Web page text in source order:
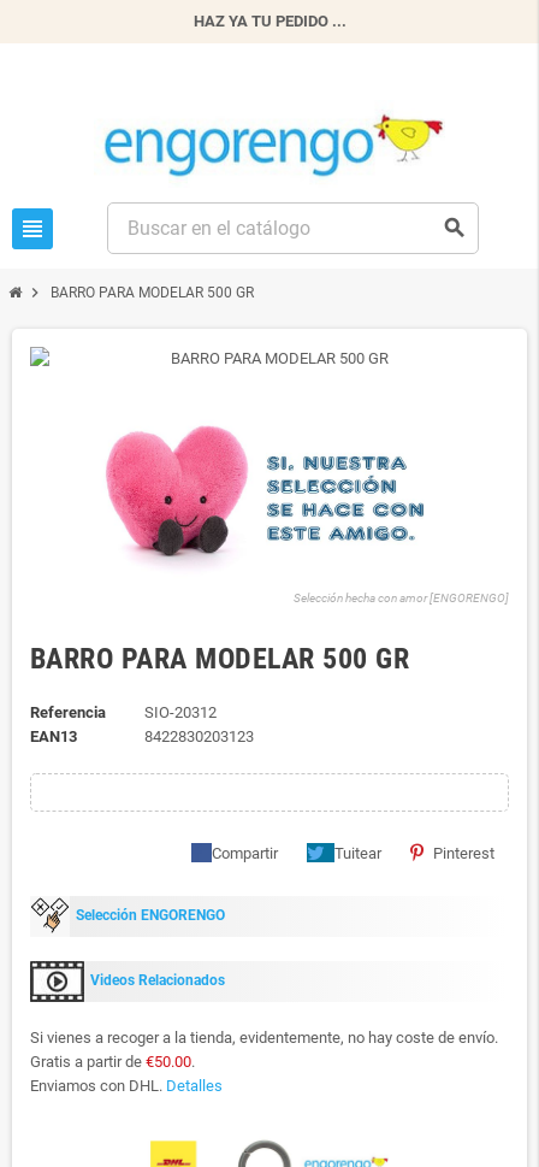
HAZ YA TU PEDIDO ...
view_headline search
chevron_right BARRO PARA MODELAR 500 GR
Selección hecha con amor [ENGORENGO]
BARRO PARA MODELAR 500 GR
Referencia
SIO-20312
EAN13
8422830203123
Compartir Tuitear Pinterest
Selección ENGORENGO
Videos Relacionados
Si vienes a recoger a la tienda, evidentemente, no hay coste de envío.
Gratis a partir de €50.00.
Enviamos con DHL. Detalles